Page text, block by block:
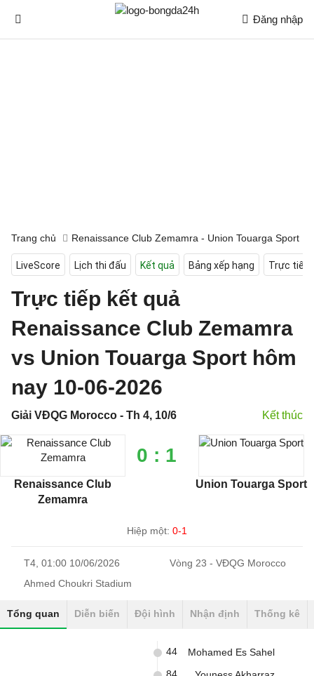
Đăng nhập
Trang chủ Renaissance Club Zemamra - Union Touarga Sport
LiveScore Lịch thi đấu Kết quả Bảng xếp hạng Trực tiếp
Trực tiếp kết quả
Renaissance Club Zemamra
vs Union Touarga Sport hôm
nay 10-06-2026
Giải VĐQG Morocco - Th 4, 10/6 Kết thúc
Renaissance Club
Zemamra
0 : 1
Union Touarga Sport
Hiệp một: 0-1
T4, 01:00 10/06/2026
Vòng 23 - VĐQG Morocco
Ahmed Choukri Stadium
Tổng quan Diễn biến Đội hình Nhận định Thống kê
Mohamed Es Sahel
44